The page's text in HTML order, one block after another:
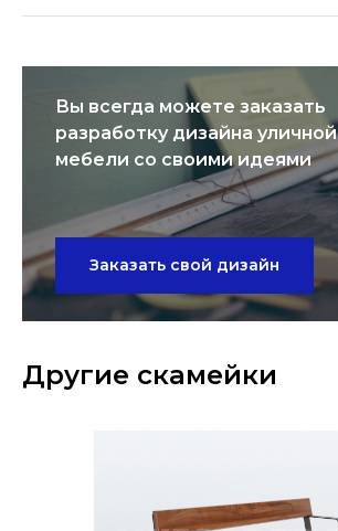
Вы всегда можете заказать
разработку дизайна уличной
мебели со своими идеями
Заказать свой дизайн
Другие скамейки